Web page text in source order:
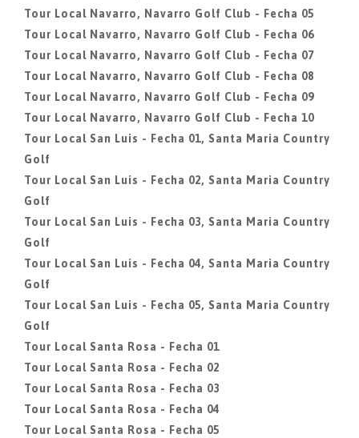
Tour Local Navarro, Navarro Golf Club - Fecha 05
Tour Local Navarro, Navarro Golf Club - Fecha 06
Tour Local Navarro, Navarro Golf Club - Fecha 07
Tour Local Navarro, Navarro Golf Club - Fecha 08
Tour Local Navarro, Navarro Golf Club - Fecha 09
Tour Local Navarro, Navarro Golf Club - Fecha 10
Tour Local San Luis - Fecha 01, Santa Maria Country
Golf
Tour Local San Luis - Fecha 02, Santa Maria Country
Golf
Tour Local San Luis - Fecha 03, Santa Maria Country
Golf
Tour Local San Luis - Fecha 04, Santa Maria Country
Golf
Tour Local San Luis - Fecha 05, Santa Maria Country
Golf
Tour Local Santa Rosa - Fecha 01
Tour Local Santa Rosa - Fecha 02
Tour Local Santa Rosa - Fecha 03
Tour Local Santa Rosa - Fecha 04
Tour Local Santa Rosa - Fecha 05